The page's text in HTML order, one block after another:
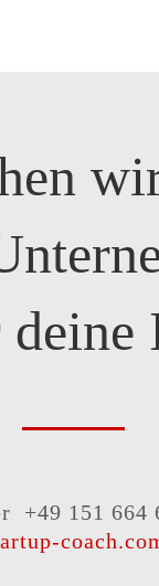
deine
+49 151 664